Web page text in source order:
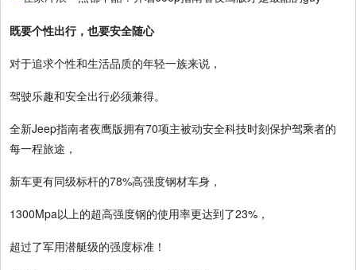
既要个性出行，也要安全随心
对于追求个性和生活品质的年轻一族来说，
驾驶乐趣和安全出行必须兼得。
全新Jeep指南者夜鹰版拥有70项主被动安全科技时刻保护驾乘者的
每一程旅途，
新车更有同级标杆的78%高强度钢材车身，
1300Mpa以上的超高强度钢的使用率更达到了23%，
超过了军用潜艇级的强度标准！